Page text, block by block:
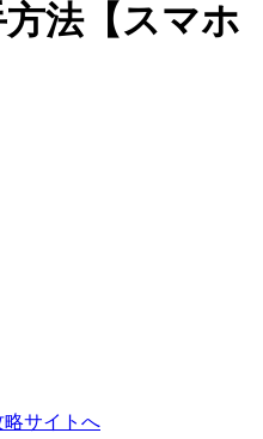
法【スマホ
略サイトへ